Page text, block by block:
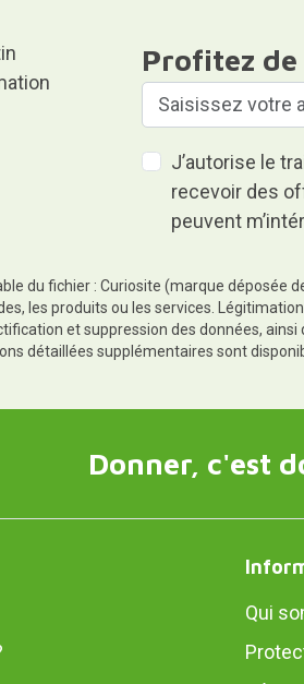
Profitez
J’autorise le
recevoir des
peuvent
du fichier : Curiosite (marque déposée
les produits ou les services.
et suppression des données,
détaillées supplémentaires sont
Donner, c'est
Qui